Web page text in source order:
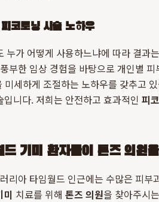
코토닝 시술 노하우
누가 어떻게 사용하느냐에 따라 결과
부한 임상 경험을 바탕으로 개인별
미세하게 조절하는 노하우를 갖추고
니다. 저희는 안전하고 효과적인 피
드 기미 환자들이 톤즈 의원
리아 타임월드 인근에는 수많은 피
미 치료를 위해 톤즈 의원을 찾아주시